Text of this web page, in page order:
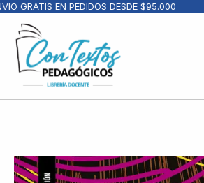
GRATIS EN PEDIDOS DESDE $95.000